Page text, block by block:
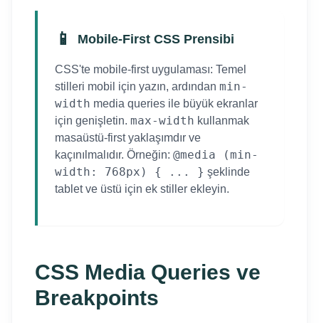
📱 Mobile-First CSS Prensibi
CSS'te mobile-first uygulaması: Temel
stilleri mobil için yazın, ardından min-
width media queries ile büyük ekranlar
için genişletin. max-width kullanmak
masaüstü-first yaklaşımdır ve
kaçınılmalıdır. Örneğin: @media (min-
width: 768px) { ... } şeklinde
tablet ve üstü için ek stiller ekleyin.
CSS Media Queries ve
Breakpoints